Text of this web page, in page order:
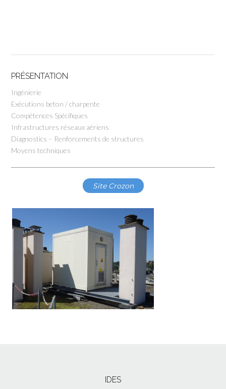
PRÉSENTATION
Ingénierie
Exécutions beton / charpente
Compétences Spécifiques
Infrastructures réseaux aériens
Diagnostics – Renforcements de structures
Moyens techniques
Site Crozon
IDES